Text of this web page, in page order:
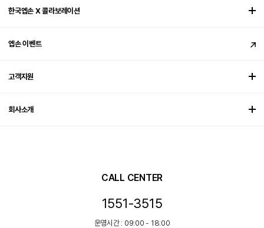
한국엡손 X 콜라보레이션
엡손 이벤트
고객지원
회사소개
CALL CENTER
1551-3515
운영시간 : 09:00 - 18:00